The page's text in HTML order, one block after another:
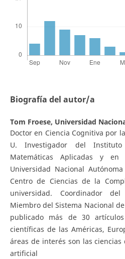
Biografía del autor/a
Tom Froese, Universidad
Doctor en Ciencia Cognitiva por
U. Investigador del
Matemáticas Aplicadas y
Universidad Nacional
Centro de Ciencias de la
universidad. Coordinador
Miembro del Sistema Nacional
publicado más de 30
científicas de las Américas,
áreas de interés son las
artificial